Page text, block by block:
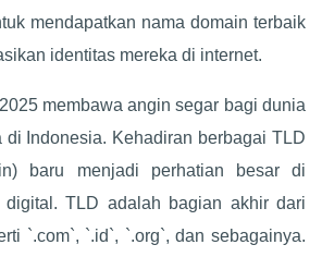
mendapatkan nama domain terbaik
identitas mereka di internet.
membawa angin segar bagi dunia
di Indonesia. Kehadiran berbagai TLD
baru menjadi perhatian besar di
digital. TLD adalah bagian akhir dari
`.com`, `.id`, `.org`, dan sebagainya.